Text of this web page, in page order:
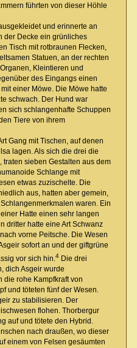
führten von dieser Höhle
und erinnerte an
der Decke ein grünliches
Tisch mit rotbraunen Flecken,
Statuen, an der rechten
Kleintieren und
des Eingangs einen
einer Möwe. Die Möwe hatte
schwach. Der Hund war
sich schlangenhafte Schuppen
Tiere von ihrem
Gang mit Tischen, auf denen
lagen. Als sich die drei die
sieben Gestalten aus dem
Schlange mit
etwas zuzischelte. Die
aus, hatten aber gemein,
waren. Ein
Hatte einen sehr langen
dritter hatte eine Art Schwanz
vorne Peitsche. Die Wesen
sofort an und der giftgrüne
vor sich hin.4Die drei
dich Asgeir wurde
die rohe Kampfkraft von
und töteten fünf der Wesen.
zu stabilisieren. Der
flohen. Thorbergur
auf und tötete den Hybrid.
nach draußen, wo dieser
einem von Felsen gesäumten